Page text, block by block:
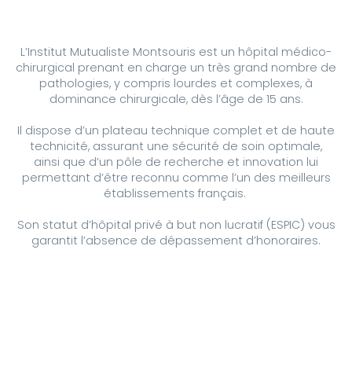
L’Institut Mutualiste Montsouris est un hôpital médico-
chirurgical prenant en charge un très grand nombre de
pathologies, y compris lourdes et complexes, à
dominance chirurgicale, dès l’âge de 15 ans.
Il dispose d’un plateau technique complet et de haute
technicité, assurant une sécurité de soin optimale,
ainsi que d’un pôle de recherche et innovation lui
permettant d’être reconnu comme l’un des meilleurs
établissements français.
Son statut d’hôpital privé à but non lucratif (ESPIC) vous
garantit l’absence de dépassement d’honoraires.